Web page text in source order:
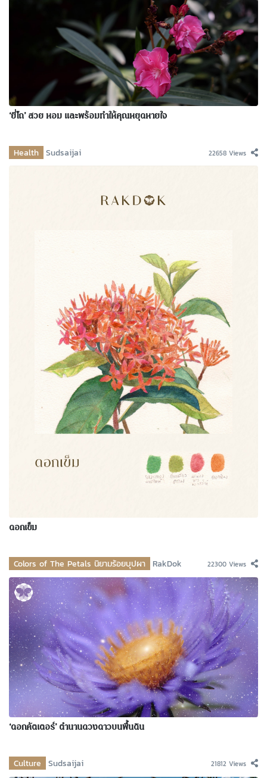
‘ยี่โถ’ สวย หอม และพร้อมทำให้คุณหยุดหายใจ
Health Sudsaijai 22658 Views
ดอกเข็ม
Colors of The Petals นิยามร้อยบุปผา RakDok 22300 Views
‘ดอกคัตเตอร์’ ตำนานดวงดาวบนพื้นดิน
Culture Sudsaijai 21812 Views